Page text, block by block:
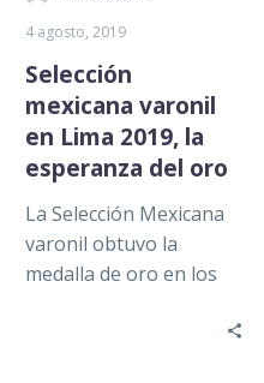
4 agosto, 2019
Selección
mexicana varonil
en Lima 2019, la
esperanza del oro
La Selección Mexicana
varonil obtuvo la
medalla de oro en los